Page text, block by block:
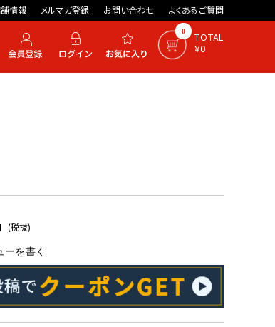
情報 メルマガ登録 お問い合わせ よくあるご質問
0
TOTAL
￥0
(税抜)
ーを書く